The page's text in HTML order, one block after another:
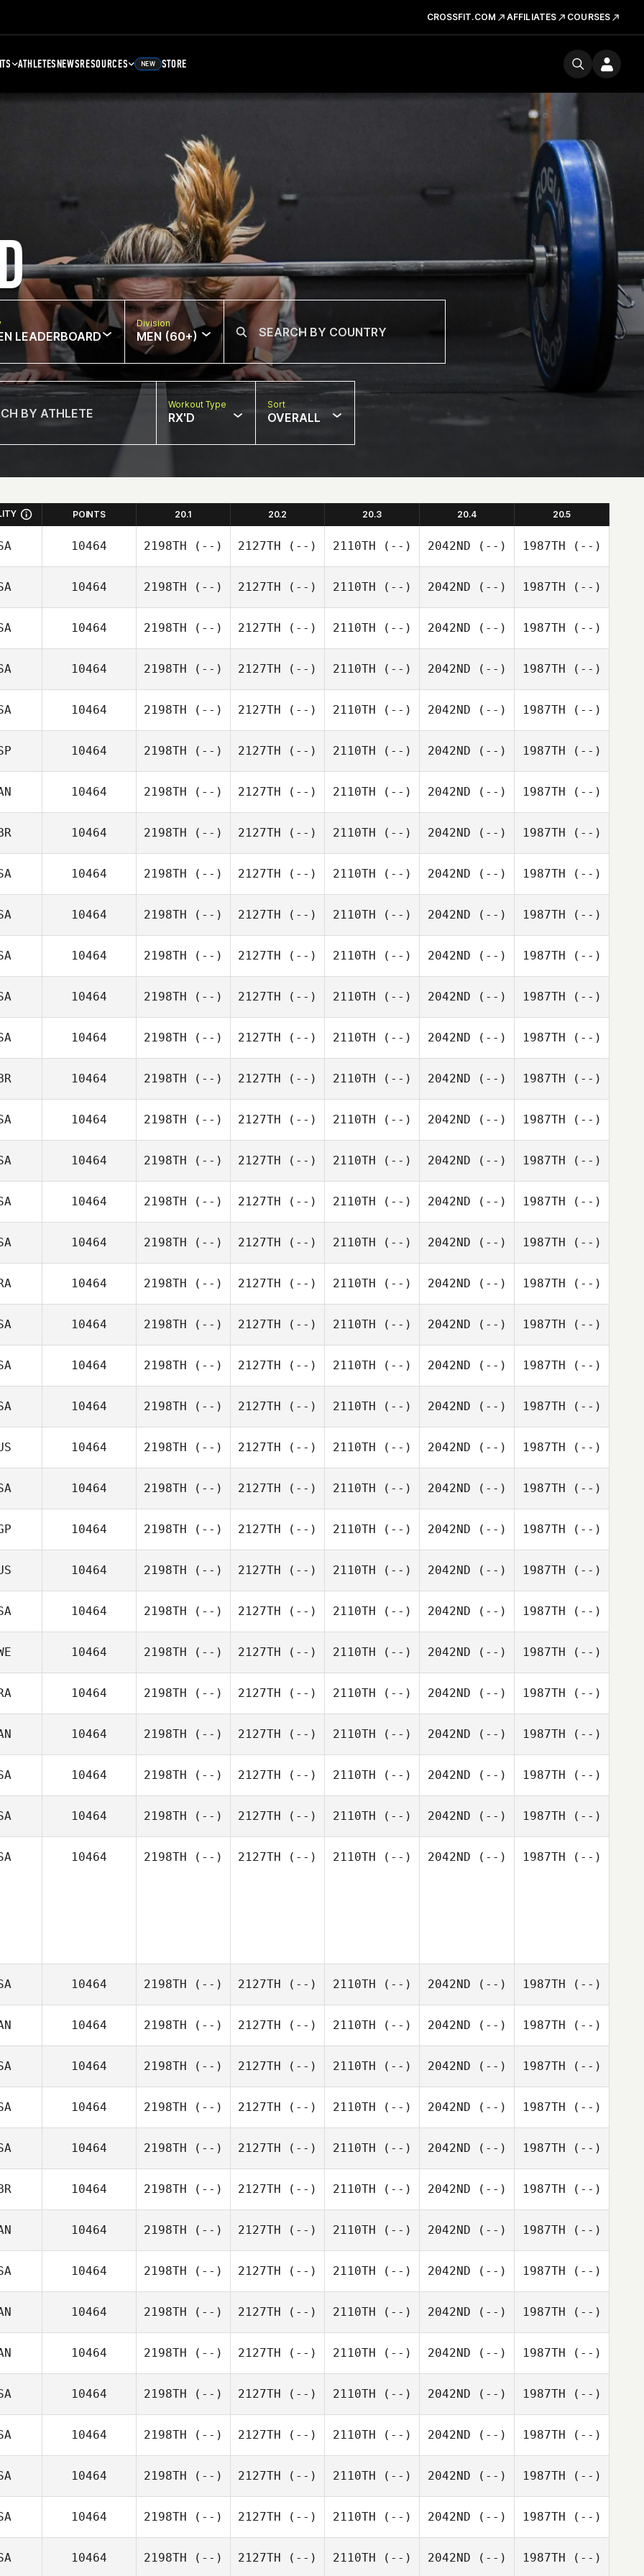
CROSSFIT.COM AFFILIATES COURSES
ATHLETESNEWSRESOURCES NEW STORE
LEADERBOARD
Division
MEN (60+)
Workout Type
RX'D
Sort
OVERALL
POINTS 20.1 20.2 20.3 20.4 20.5
10464 2198TH (--) 2127TH (--) 2110TH (--) 2042ND (--) 1987TH (--)
10464 2198TH (--) 2127TH (--) 2110TH (--) 2042ND (--) 1987TH (--)
10464 2198TH (--) 2127TH (--) 2110TH (--) 2042ND (--) 1987TH (--)
10464 2198TH (--) 2127TH (--) 2110TH (--) 2042ND (--) 1987TH (--)
10464 2198TH (--) 2127TH (--) 2110TH (--) 2042ND (--) 1987TH (--)
10464 2198TH (--) 2127TH (--) 2110TH (--) 2042ND (--) 1987TH (--)
10464 2198TH (--) 2127TH (--) 2110TH (--) 2042ND (--) 1987TH (--)
10464 2198TH (--) 2127TH (--) 2110TH (--) 2042ND (--) 1987TH (--)
10464 2198TH (--) 2127TH (--) 2110TH (--) 2042ND (--) 1987TH (--)
10464 2198TH (--) 2127TH (--) 2110TH (--) 2042ND (--) 1987TH (--)
10464 2198TH (--) 2127TH (--) 2110TH (--) 2042ND (--) 1987TH (--)
10464 2198TH (--) 2127TH (--) 2110TH (--) 2042ND (--) 1987TH (--)
10464 2198TH (--) 2127TH (--) 2110TH (--) 2042ND (--) 1987TH (--)
10464 2198TH (--) 2127TH (--) 2110TH (--) 2042ND (--) 1987TH (--)
10464 2198TH (--) 2127TH (--) 2110TH (--) 2042ND (--) 1987TH (--)
10464 2198TH (--) 2127TH (--) 2110TH (--) 2042ND (--) 1987TH (--)
10464 2198TH (--) 2127TH (--) 2110TH (--) 2042ND (--) 1987TH (--)
10464 2198TH (--) 2127TH (--) 2110TH (--) 2042ND (--) 1987TH (--)
10464 2198TH (--) 2127TH (--) 2110TH (--) 2042ND (--) 1987TH (--)
10464 2198TH (--) 2127TH (--) 2110TH (--) 2042ND (--) 1987TH (--)
10464 2198TH (--) 2127TH (--) 2110TH (--) 2042ND (--) 1987TH (--)
10464 2198TH (--) 2127TH (--) 2110TH (--) 2042ND (--) 1987TH (--)
10464 2198TH (--) 2127TH (--) 2110TH (--) 2042ND (--) 1987TH (--)
10464 2198TH (--) 2127TH (--) 2110TH (--) 2042ND (--) 1987TH (--)
10464 2198TH (--) 2127TH (--) 2110TH (--) 2042ND (--) 1987TH (--)
10464 2198TH (--) 2127TH (--) 2110TH (--) 2042ND (--) 1987TH (--)
10464 2198TH (--) 2127TH (--) 2110TH (--) 2042ND (--) 1987TH (--)
10464 2198TH (--) 2127TH (--) 2110TH (--) 2042ND (--) 1987TH (--)
10464 2198TH (--) 2127TH (--) 2110TH (--) 2042ND (--) 1987TH (--)
10464 2198TH (--) 2127TH (--) 2110TH (--) 2042ND (--) 1987TH (--)
10464 2198TH (--) 2127TH (--) 2110TH (--) 2042ND (--) 1987TH (--)
10464 2198TH (--) 2127TH (--) 2110TH (--) 2042ND (--) 1987TH (--)
10464 2198TH (--) 2127TH (--) 2110TH (--) 2042ND (--) 1987TH (--)
10464 2198TH (--) 2127TH (--) 2110TH (--) 2042ND (--) 1987TH (--)
10464 2198TH (--) 2127TH (--) 2110TH (--) 2042ND (--) 1987TH (--)
10464 2198TH (--) 2127TH (--) 2110TH (--) 2042ND (--) 1987TH (--)
10464 2198TH (--) 2127TH (--) 2110TH (--) 2042ND (--) 1987TH (--)
10464 2198TH (--) 2127TH (--) 2110TH (--) 2042ND (--) 1987TH (--)
10464 2198TH (--) 2127TH (--) 2110TH (--) 2042ND (--) 1987TH (--)
10464 2198TH (--) 2127TH (--) 2110TH (--) 2042ND (--) 1987TH (--)
10464 2198TH (--) 2127TH (--) 2110TH (--) 2042ND (--) 1987TH (--)
10464 2198TH (--) 2127TH (--) 2110TH (--) 2042ND (--) 1987TH (--)
10464 2198TH (--) 2127TH (--) 2110TH (--) 2042ND (--) 1987TH (--)
10464 2198TH (--) 2127TH (--) 2110TH (--) 2042ND (--) 1987TH (--)
10464 2198TH (--) 2127TH (--) 2110TH (--) 2042ND (--) 1987TH (--)
10464 2198TH (--) 2127TH (--) 2110TH (--) 2042ND (--) 1987TH (--)
10464 2198TH (--) 2127TH (--) 2110TH (--) 2042ND (--) 1987TH (--)
10464 2198TH (--) 2127TH (--) 2110TH (--) 2042ND (--) 1987TH (--)